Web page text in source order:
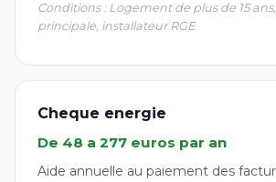
Conditions : Logement de plus de 15
principale, installateur RGE
Cheque energie
De 48 a 277 euros par an
Aide annuelle au paiement des